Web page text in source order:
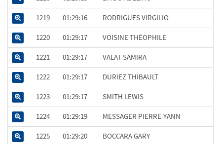
1219 01:29:16 RODRIGUES VIRGILIO
1220 01:29:17 VOISINE THÉOPHILE
1221 01:29:17 VALAT SAMIRA
1222 01:29:17 DURIEZ THIBAULT
1223 01:29:17 SMITH LEWIS
1224 01:29:19 MESSAGER PIERRE-YANN
1225 01:29:20 BOCCARA GARY